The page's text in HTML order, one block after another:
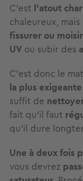
C’est l’atout
chaleureux, mais
fissurer ou moisir
UV ou subir des
C’est donc le
la plus exigeante
suffit de
fait qu'il faut
qu’il dure
Une à deux fois
vous devrez